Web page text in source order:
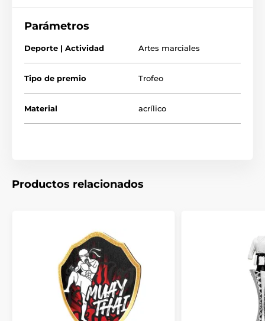
Parámetros
Deporte | Actividad Artes marciales
Tipo de premio Trofeo
Material acrílico
Productos relacionados